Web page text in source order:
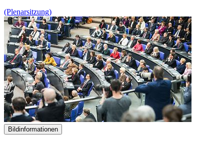
(Plenarsitzung)
Bildinformationen